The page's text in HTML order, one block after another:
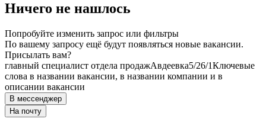
Ничего не нашлось
Попробуйте изменить запрос или фильтры
По вашему запросу ещё будут появляться новые вакансии.
Присылать вам?
главный специалист отдела продажАвдеевка5/26/1Ключевые
слова в названии вакансии, в названии компании и в
описании вакансии
В мессенджер
На почту